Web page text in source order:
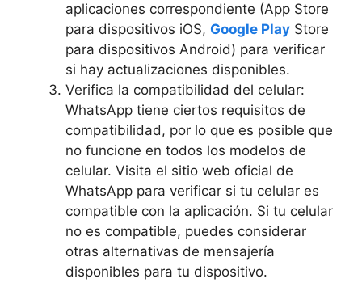
aplicaciones correspondiente (App Store
para dispositivos iOS, Google Play Store
para dispositivos Android) para verificar
si hay actualizaciones disponibles.
Verifica la compatibilidad del celular:
WhatsApp tiene ciertos requisitos de
compatibilidad, por lo que es posible que
no funcione en todos los modelos de
celular. Visita el sitio web oficial de
WhatsApp para verificar si tu celular es
compatible con la aplicación. Si tu celular
no es compatible, puedes considerar
otras alternativas de mensajería
disponibles para tu dispositivo.